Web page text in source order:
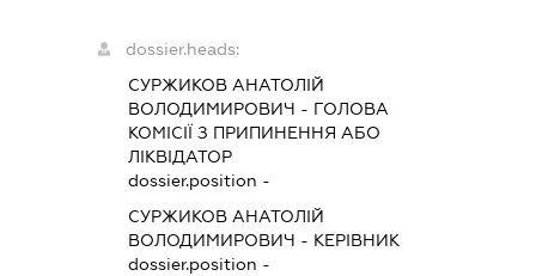
dossier.heads:
СУРЖИКОВ АНАТОЛІЙ
ВОЛОДИМИРОВИЧ - ГОЛОВА
КОМІСІЇ З ПРИПИНЕННЯ АБО
ЛІКВІДАТОР
dossier.position -
СУРЖИКОВ АНАТОЛІЙ
ВОЛОДИМИРОВИЧ - КЕРІВНИК
dossier.position -